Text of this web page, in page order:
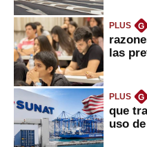
PLUS G
las
PLUS G
que
uso